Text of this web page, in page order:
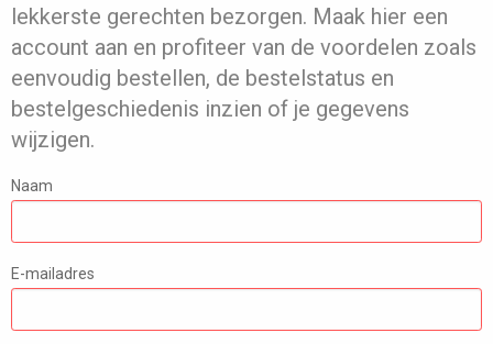
lekkerste gerechten bezorgen. Maak hier een
account aan en profiteer van de voordelen zoals
eenvoudig bestellen, de bestelstatus en
bestelgeschiedenis inzien of je gegevens
wijzigen.
Naam
E-mailadres